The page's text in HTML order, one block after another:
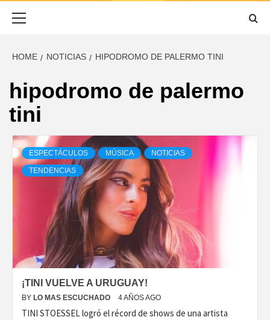
ESCUCHADO
HOME NOTICIAS HIPODROMO DE PALERMO TINI
hipodromo de palermo
tini
ESPECTÁCULOS MÚSICA NOTICIAS
TENDENCIAS
¡TINI VUELVE A URUGUAY!
BY LO MAS ESCUCHADO 4 AÑOS AGO
TINI STOESSEL logró el récord de shows de una artista